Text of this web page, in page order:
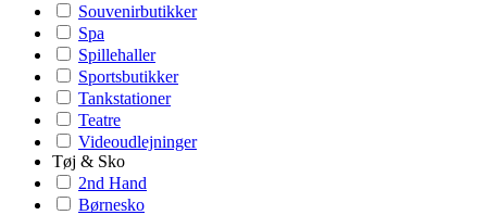
Souvenirbutikker
Spa
Spillehaller
Sportsbutikker
Tankstationer
Teatre
Videoudlejninger
Tøj & Sko
2nd Hand
Børnesko